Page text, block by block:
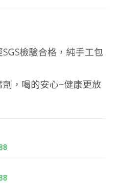
檢驗合格，純手工包
，喝的安心~健康更放